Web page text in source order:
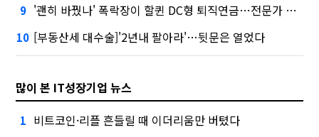
9 '괜히 바꿨나' 폭락장이 할퀸 DC형 퇴직연금…전문가 조언은
10 [부동산세 대수술]'2년내 팔아라'…뒷문은 열었다
많이 본 IT성장기업 뉴스
1 비트코인·리플 흔들릴 때 이더리움만 버텼다